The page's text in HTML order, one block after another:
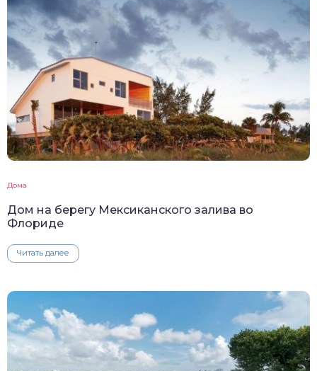
Дома
Дом на берегу Мексиканского залива во
Флориде
Читать далее